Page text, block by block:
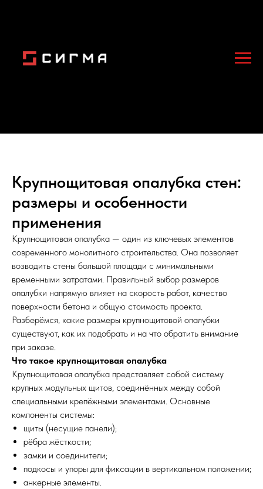
Крупнощитовая опалубка стен:
размеры и особенности
применения
Крупнощитовая опалубка — один из ключевых элементов
современного монолитного строительства. Она позволяет
возводить стены большой площади с минимальными
временными затратами. Правильный выбор размеров
опалубки напрямую влияет на скорость работ, качество
поверхности бетона и общую стоимость проекта.
Разберёмся, какие размеры крупнощитовой опалубки
существуют, как их подобрать и на что обратить внимание
при заказе.
Что такое крупнощитовая опалубка
Крупнощитовая опалубка представляет собой систему
крупных модульных щитов, соединённых между собой
специальными крепёжными элементами. Основные
компоненты системы:
щиты (несущие панели);
рёбра жёсткости;
замки и соединители;
подкосы и упоры для фиксации в вертикальном положении;
анкерные элементы.